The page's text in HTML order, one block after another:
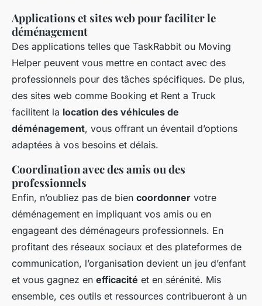
Applications et sites web pour faciliter le
déménagement
Des applications telles que TaskRabbit ou Moving
Helper peuvent vous mettre en contact avec des
professionnels pour des tâches spécifiques. De plus,
des sites web comme Booking et Rent a Truck
facilitent la location des véhicules de
déménagement, vous offrant un éventail d’options
adaptées à vos besoins et délais.
Coordination avec des amis ou des
professionnels
Enfin, n’oubliez pas de bien coordonner votre
déménagement en impliquant vos amis ou en
engageant des déménageurs professionnels. En
profitant des réseaux sociaux et des plateformes de
communication, l’organisation devient un jeu d’enfant
et vous gagnez en efficacité et en sérénité. Mis
ensemble, ces outils et ressources contribueront à un